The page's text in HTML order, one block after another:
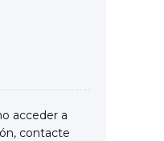
acceder a
contacte